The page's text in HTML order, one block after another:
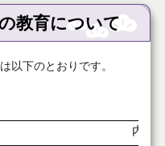
教育について
以下のとおりです。
内容